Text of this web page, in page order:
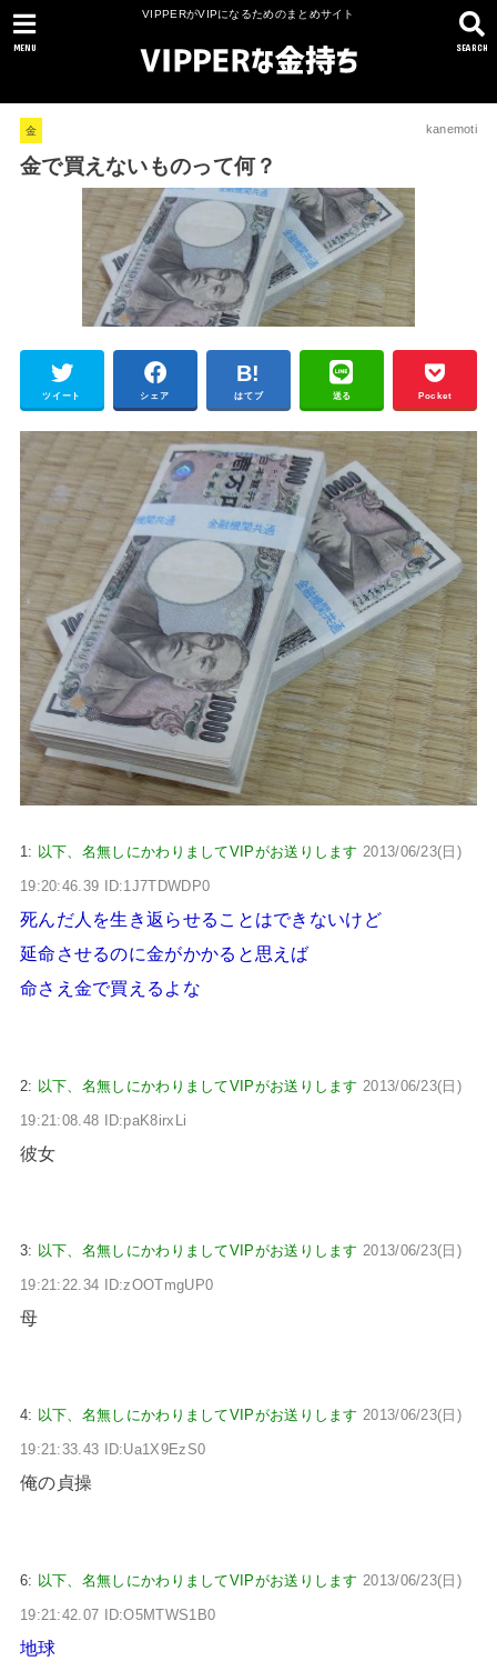
VIPPERがVIPになるためのまとめサイト
SEARCH
MENU
金 kanemoti
金で買えないものって何？
ツイート シェア はてブ 送る Pocket
1: 以下、名無しにかわりましてVIPがお送りします 2013/06/23(日)
19:20:46.39 ID:1J7TDWDP0
死んだ人を生き返らせることはできないけど
延命させるのに金がかかると思えば
命さえ金で買えるよな
2: 以下、名無しにかわりましてVIPがお送りします 2013/06/23(日)
19:21:08.48 ID:paK8irxLi
彼女
3: 以下、名無しにかわりましてVIPがお送りします 2013/06/23(日)
19:21:22.34 ID:zOOTmgUP0
母
4: 以下、名無しにかわりましてVIPがお送りします 2013/06/23(日)
19:21:33.43 ID:Ua1X9EzS0
俺の貞操
6: 以下、名無しにかわりましてVIPがお送りします 2013/06/23(日)
19:21:42.07 ID:O5MTWS1B0
地球